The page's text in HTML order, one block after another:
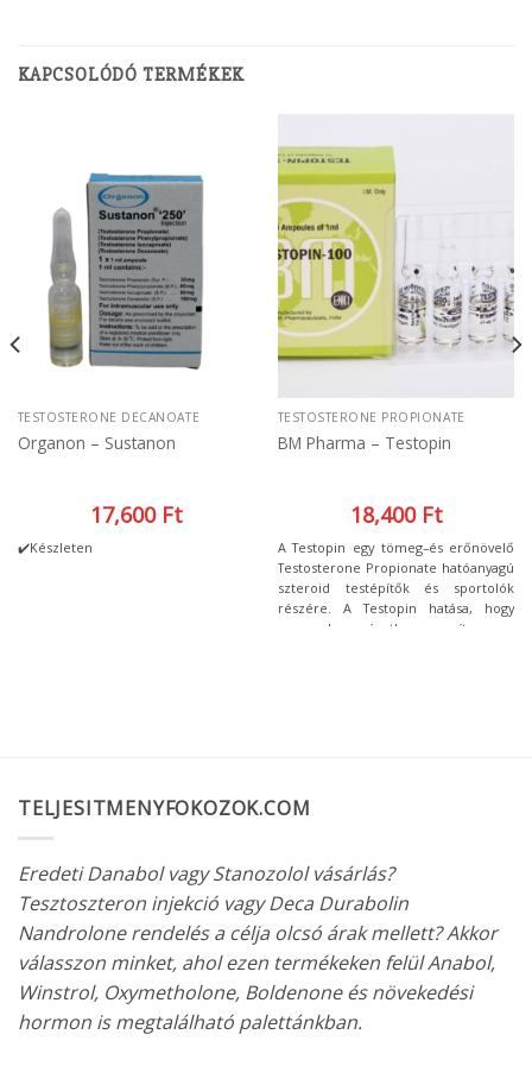
KAPCSOLÓDÓ TERMÉKEK
TESTOSTERONE DECANOATE
Organon – Sustanon
17,600 Ft
✔️Készleten
TESTOSTERONE PROPIONATE
BM Pharma – Testopin
18,400 Ft
A Testopin egy tömeg–és erőnövelő
Testosterone Propionate hatóanyagú
szteroid testépítők és sportolók
részére. A Testopin hatása, hogy
nemcsak méretben segít nagy
TELJESITMENYFOKOZOK.COM
Eredeti Danabol vagy Stanozolol vásárlás?
Tesztoszteron injekció vagy Deca Durabolin
Nandrolone rendelés a célja olcsó árak mellett? Akkor
válasszon minket, ahol ezen termékeken felül Anabol,
Winstrol, Oxymetholone, Boldenone és növekedési
hormon is megtalálható palettánkban.